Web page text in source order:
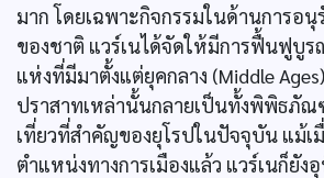
มาก โดยเฉพาะกิจกรรมในด้านการอ
ของชาติ แวร์เนได้จัดให้มีการฟื้นฟูบู
แห่งที่มีมาตั้งแต่ยุคกลาง (Middle
ปราสาทเหล่านั้นกลายเป็นทั้งพิพิธภั
เที่ยวที่สำคัญของยุโรปในปัจจุบัน แม้เ
ตำแหน่งทางการเมืองแล้ว แวร์เนก็ยั